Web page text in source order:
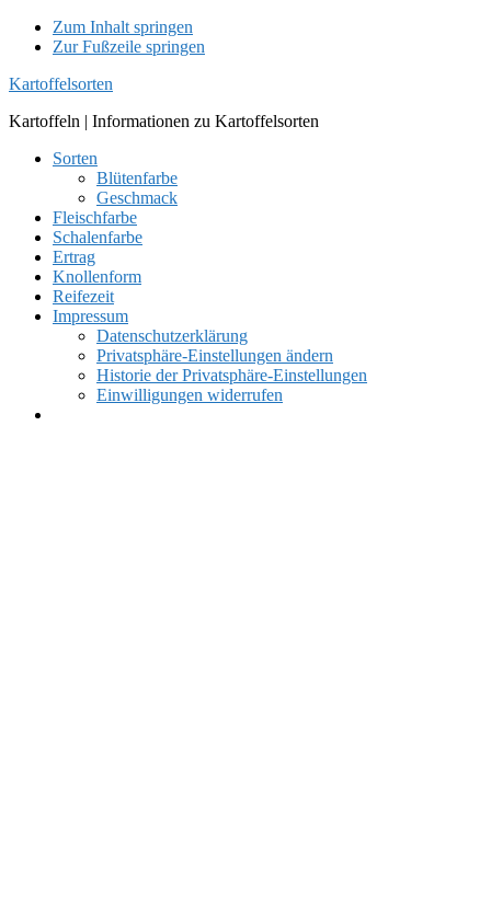
Zum Inhalt springen
Zur Fußzeile springen
Kartoffelsorten
Kartoffeln | Informationen zu Kartoffelsorten
Sorten
Blütenfarbe
Geschmack
Fleischfarbe
Schalenfarbe
Ertrag
Knollenform
Reifezeit
Impressum
Datenschutzerklärung
Privatsphäre-Einstellungen ändern
Historie der Privatsphäre-Einstellungen
Einwilligungen widerrufen